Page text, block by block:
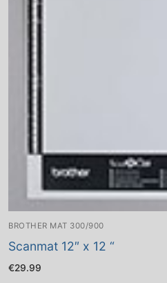
BROTHER MAT 300/900
Scanmat 12″ x 12 “
€29.99